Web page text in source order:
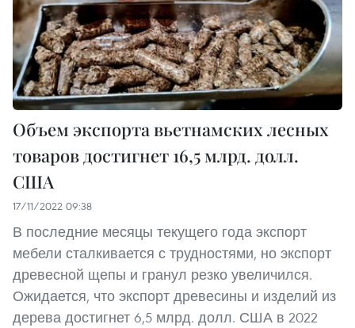
Объем экспорта вьетнамских лесных
товаров достигнет 16,5 млрд. долл.
США
17/11/2022 09:38
В последние месяцы текущего года экспорт
мебели сталкивается с трудностями, но экспорт
древесной щепы и гранул резко увеличился.
Ожидается, что экспорт древесины и изделий из
дерева достигнет 6,5 млрд. долл. США в 2022